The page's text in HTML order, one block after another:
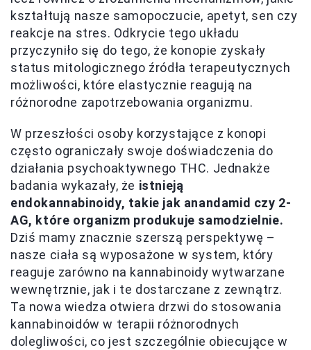
kształtują nasze samopoczucie, apetyt, sen czy
reakcje na stres. Odkrycie tego układu
przyczyniło się do tego, że konopie zyskały
status mitologicznego źródła terapeutycznych
możliwości, które elastycznie reagują na
różnorodne zapotrzebowania organizmu.
W przeszłości osoby korzystające z konopi
często ograniczały swoje doświadczenia do
działania psychoaktywnego THC. Jednakże
badania wykazały, że istnieją
endokannabinoidy, takie jak anandamid czy 2-
AG, które organizm produkuje samodzielnie.
Dziś mamy znacznie szerszą perspektywę –
nasze ciała są wyposażone w system, który
reaguje zarówno na kannabinoidy wytwarzane
wewnętrznie, jak i te dostarczane z zewnątrz.
Ta nowa wiedza otwiera drzwi do stosowania
kannabinoidów w terapii różnorodnych
dolegliwości, co jest szczególnie obiecujące w